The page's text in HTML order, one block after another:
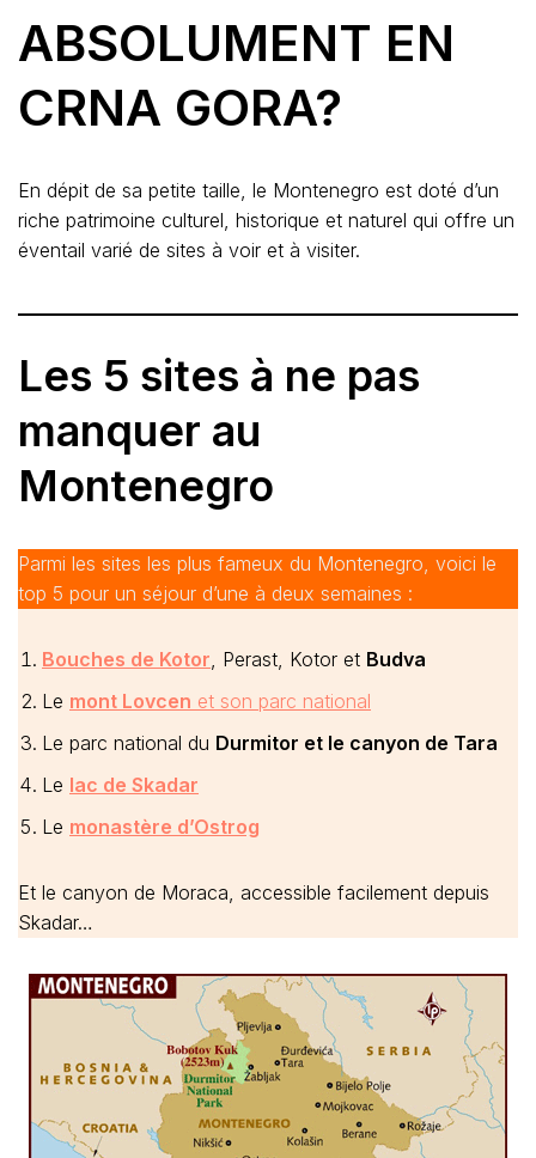
ABSOLUMENT EN
CRNA GORA?
En dépit de sa petite taille, le Montenegro est doté d’un
riche patrimoine culturel, historique et naturel qui offre un
éventail varié de sites à voir et à visiter.
Les 5 sites à ne pas
manquer au
Montenegro
Parmi les sites les plus fameux du Montenegro, voici le
top 5 pour un séjour d’une à deux semaines :
Bouches de Kotor , Perast, Kotor et Budva
Le mont Lovcen et son parc national
Le parc national du Durmitor et le canyon de Tara
Le lac de Skadar
Le monastère d’Ostrog
Et le canyon de Moraca, accessible facilement depuis
Skadar…